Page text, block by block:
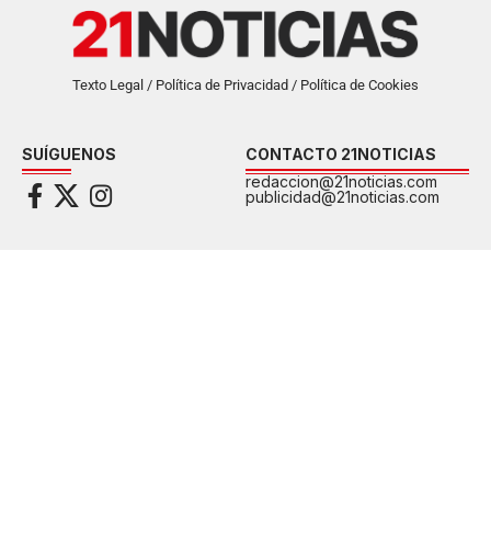
Texto Legal / Política de Privacidad / Política de Cookies
SUÍGUENOS
CONTACTO 21NOTICIAS
redaccion@21noticias.com
publicidad@21noticias.com